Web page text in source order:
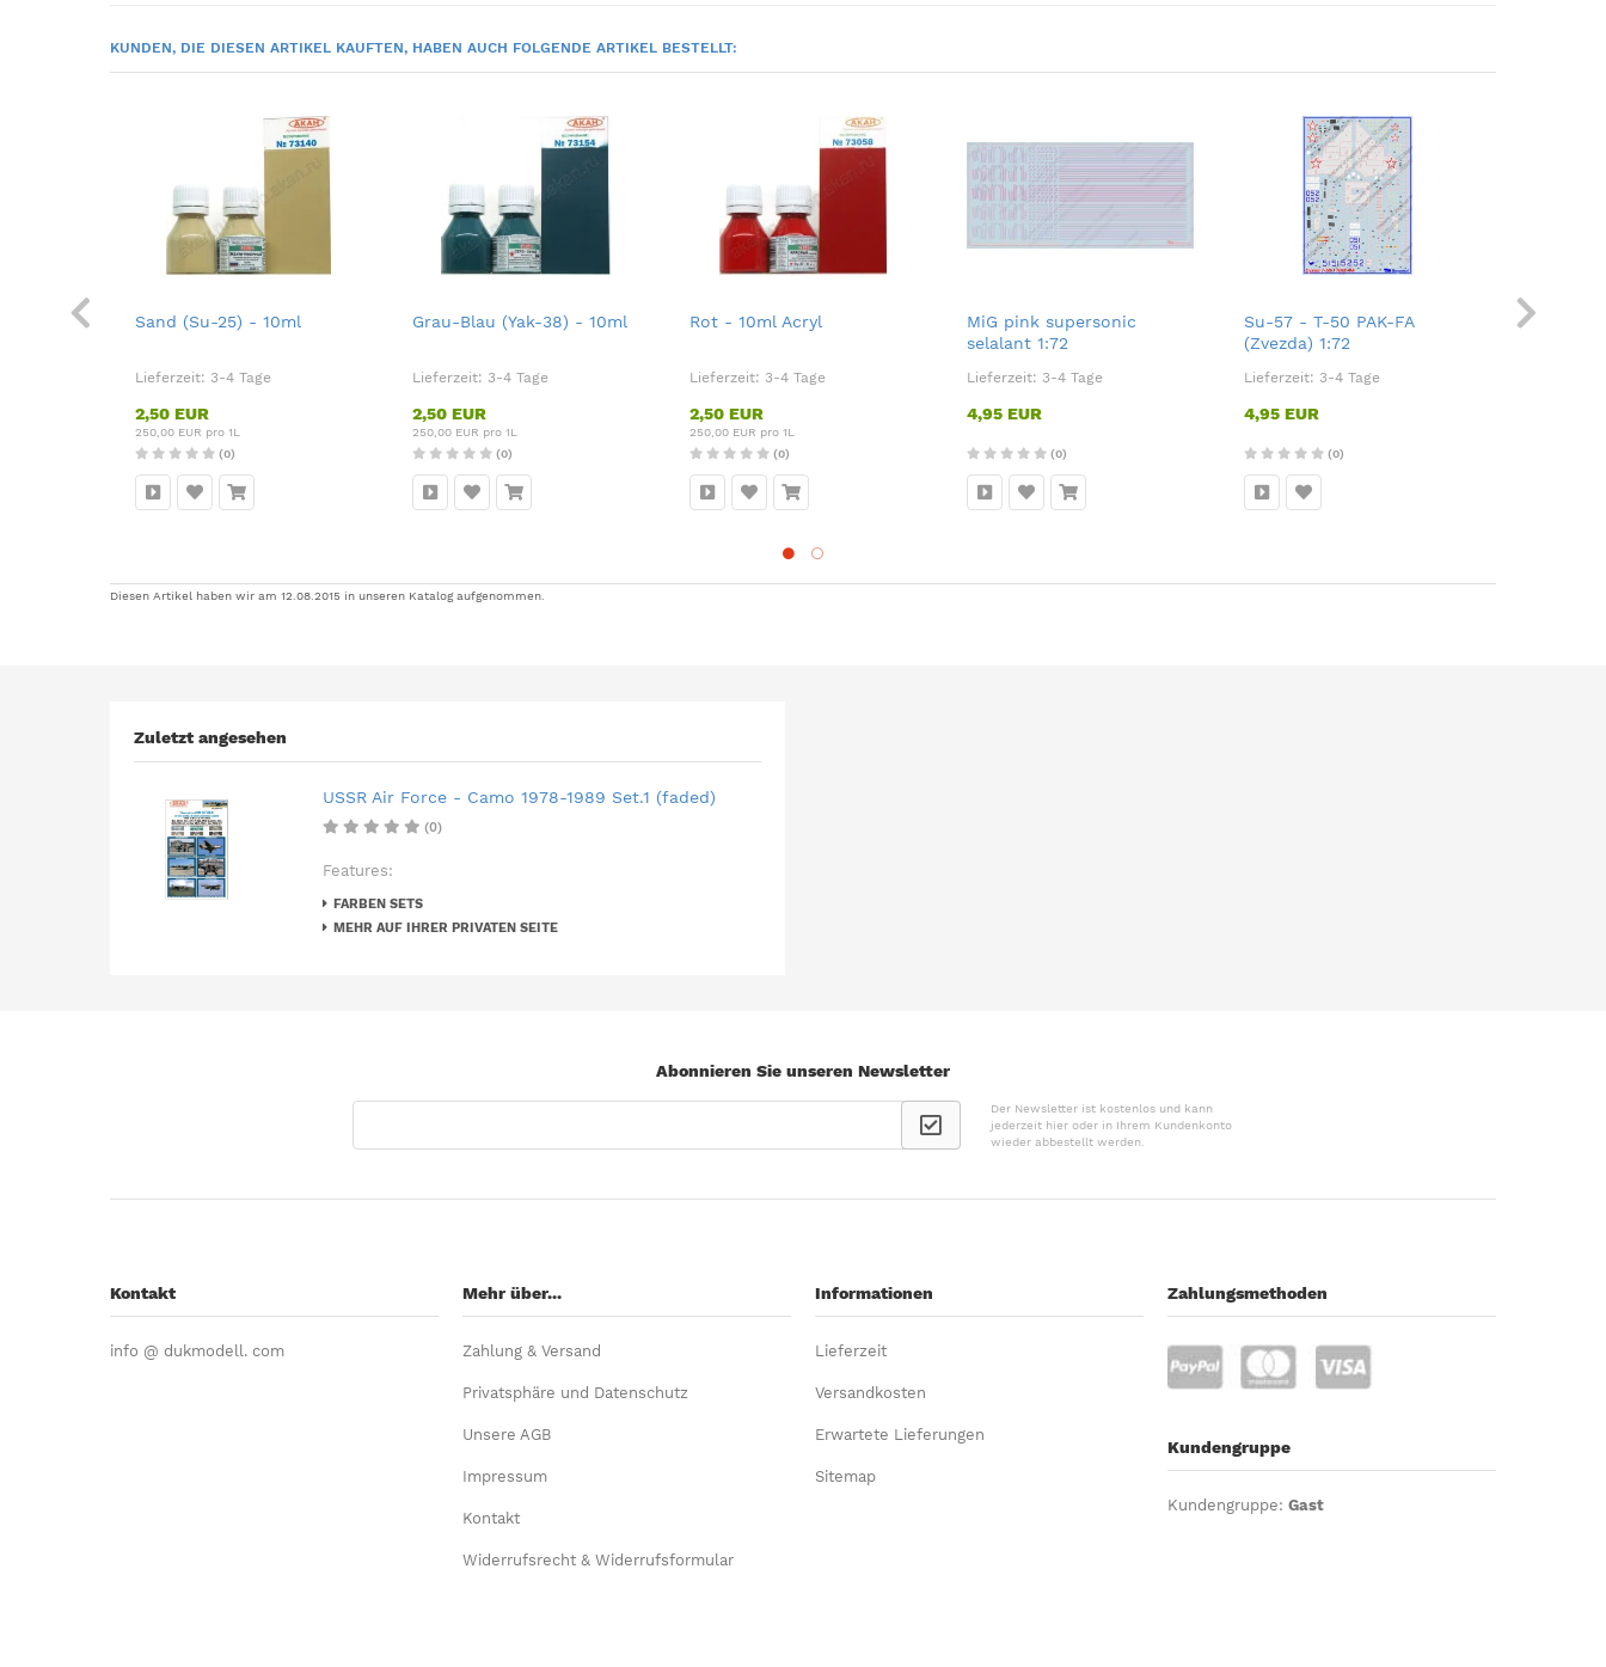
KUNDEN, DIE DIESEN ARTIKEL KAUFTEN, HABEN AUCH FOLGENDE ARTIKEL BESTELLT:
Sand (Su-25) - 10ml
Lieferzeit: 3-4 Tage
2,50 EUR
250,00 EUR pro 1L
(0)
Grau-Blau (Yak-38) - 10ml
Lieferzeit: 3-4 Tage
2,50 EUR
250,00 EUR pro 1L
(0)
Rot - 10ml Acryl
Lieferzeit: 3-4 Tage
2,50 EUR
250,00 EUR pro 1L
(0)
MiG pink supersonic
selalant 1:72
Lieferzeit: 3-4 Tage
4,95 EUR
(0)
Su-57 - T-50 PAK-FA
(Zvezda) 1:72
Lieferzeit: 3-4 Tage
4,95 EUR
(0)
Yakovlev
Diesen Artikel haben wir am 12.08.2015 in unseren Katalog aufgenommen.
Zuletzt angesehen
USSR Air Force - Camo 1978-1989 Set.1 (faded)
(0)
Features:
FARBEN SETS
MEHR AUF IHRER PRIVATEN SEITE
Abonnieren Sie unseren Newsletter
Der Newsletter ist kostenlos und kann
jederzeit hier oder in Ihrem Kundenkonto
wieder abbestellt werden.
Kontakt
info @ dukmodell. com
Mehr über...
Zahlung & Versand
Privatsphäre und Datenschutz
Unsere AGB
Impressum
Kontakt
Widerrufsrecht & Widerrufsformular
Informationen
Lieferzeit
Versandkosten
Erwartete Lieferungen
Sitemap
Zahlungsmethoden
Kundengruppe
Kundengruppe: Gast